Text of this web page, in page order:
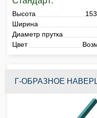
Высота
Ширина
Диаметр прутка
Цвет
Г-ОБРАЗНОЕ